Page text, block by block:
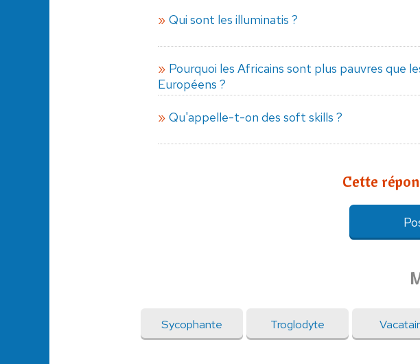
Qui sont les illuminatis ?
Pourquoi les Africains sont plus pauvres que
Européens ?
Qu'appelle-t-on des soft skills ?
Cette
Sycophante Troglodyte